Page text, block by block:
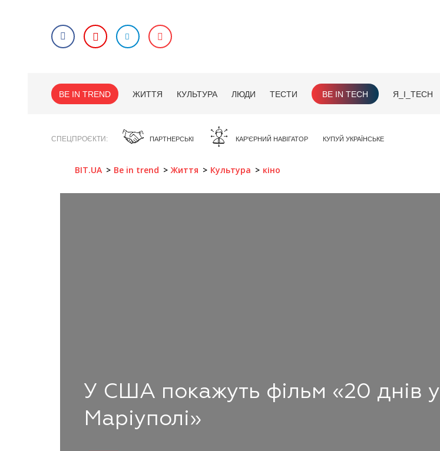
BE IN TREND ЖИТТЯ КУЛЬТУРА ЛЮДИ ТЕСТИ BE IN TECH Я_І_TECH
СПЕЦПРОЄКТИ ПАРТНЕРСЬКІ КАР'ЄРНИЙ НАВІГАТОР КУПУЙ УКРАЇНСЬКЕ
BIT.UA Be in trend Життя Культура кіно
У США покажуть фільм «20 днів у
Маріуполі»